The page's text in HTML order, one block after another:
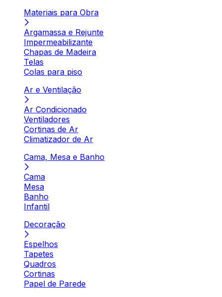
Materiais para Obra
Argamassa e Rejunte
Impermeabilizante
Chapas de Madeira
Telas
Colas para piso
Ar e Ventilação
Ar Condicionado
Ventiladores
Cortinas de Ar
Climatizador de Ar
Cama, Mesa e Banho
Cama
Mesa
Banho
Infantil
Decoração
Espelhos
Tapetes
Quadros
Cortinas
Papel de Parede